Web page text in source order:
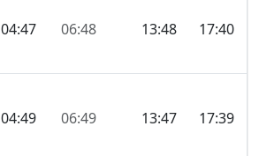
04:47 06:48 13:48 17:40
04:49 06:49 13:47 17:39